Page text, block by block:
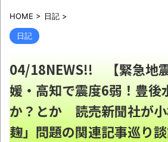
【悲報】町のお弁当屋さ
消費税1%になったらその分
なぁ、永久機関ってなん
ん？NEW!
【画像】福岡、こんなの
ｗｗｗｗｗｗｗｗｗｗｗｗ
HOME > 日記 >
日記
04/18NEWS!! 【緊急地
媛・高知で震度6弱！豊後
か？とか 読売新聞社が
麹」問題の関連記事巡り